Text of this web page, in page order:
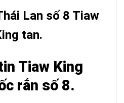
Lan số 8 Tiaw
tan.
Tiaw King
rắn số 8.